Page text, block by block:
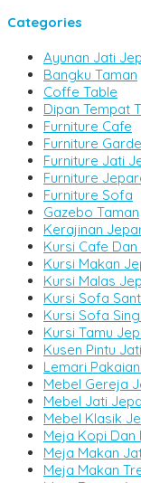
Categories
Ayunan Jati
Bangku Taman
Coffe Table
Dipan Tempat
Furniture Cafe
Furniture
Furniture Jati
Furniture
Furniture Sofa
Gazebo Taman
Kerajinan
Kursi Cafe
Kursi Makan
Kursi Malas
Kursi Sofa
Kursi Sofa
Kursi Tamu
Kusen Pintu Jati
Lemari
Mebel Gereja
Mebel Jati
Mebel Klasik
Meja Kopi Dan
Meja Makan
Meja Makan